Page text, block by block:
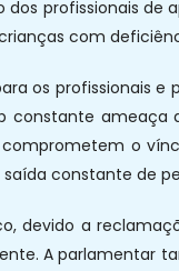
profissionais de
com
os profissionais e
constante ameaça
o
constante de
devido a
A parlamentar